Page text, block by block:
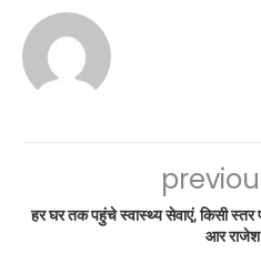
हर घर तक पहुंचे स्वास्थ्य सेवाएं, किसी स्तर
आर राजेश